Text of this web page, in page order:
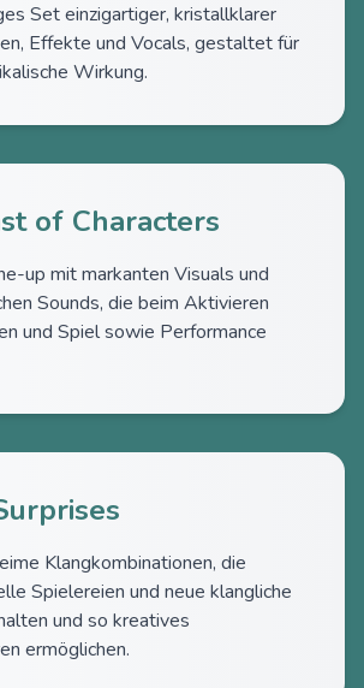
Set einzigartiger, kristallklarer
Effekte und Vocals, gestaltet für
Wirkung.
of Characters
up mit markanten Visuals und
Sounds, die beim Aktivieren
und Spiel sowie Performance
Klangkombinationen, die
Spielereien und neue klangliche
und so kreatives
ermöglichen.